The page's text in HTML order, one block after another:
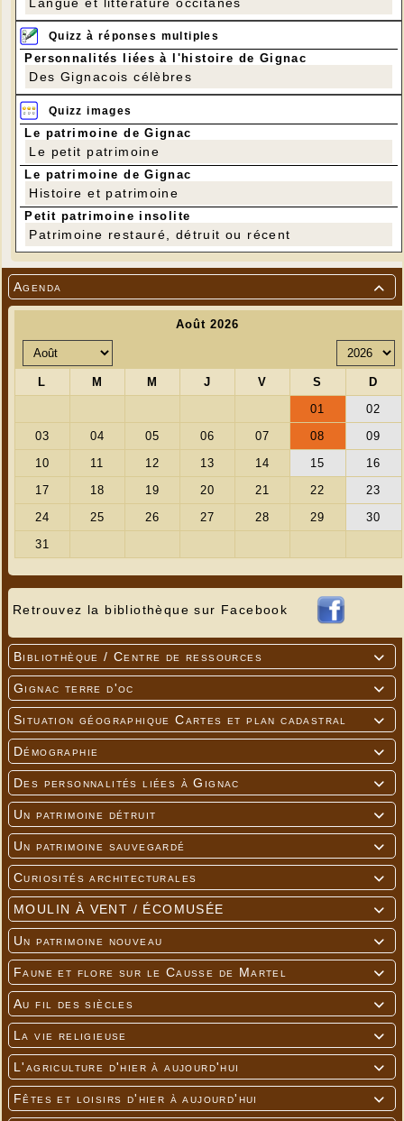

Agenda
Retrouvez la bibliothèque sur Facebook

Bibliothèque / Centre de ressources

Gignac terre d'oc

Situation géographique Cartes et plan cadastral

Démographie

Des personnalités liées à Gignac

Un patrimoine détruit

Un patrimoine sauvegardé

Curiosités architecturales

MOULIN À VENT / ÉCOMUSÉE

Un patrimoine nouveau

Faune et flore sur le Causse de Martel

Au fil des siècles

La vie religieuse

L'agriculture d'hier à aujourd'hui

Fêtes et loisirs d'hier à aujourd'hui
contacter.
La composition sera colorée, privilégiez donc une
couleur neutre pour le support.
Pas besoin de matériel particulier.
Je croise les doigts pour que la commande soit
complète !
Merci de vous inscrire avant dimanche 07 juin ️
Et pour finir, voici les dates pour les cours de
septembre à décembre :
⁃ 11 septembre
⁃ 16 octobre
⁃ 20 novembre
⁃ 18 décembre
À la semaine prochaine, au (grand) plaisir de vous
retrouver 🙂
Anne Marie - Tél : 07 87 40 88 64
Quizz à réponses multiples
Personnalités liées à l'histoire de Gignac
Des Gignacois célèbres
Quizz images
Le patrimoine de Gignac
Le petit patrimoine
Le patrimoine de Gignac
Histoire et patrimoine
Petit patrimoine insolite
Patrimoine restauré, détruit ou récent